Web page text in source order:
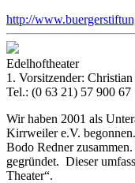
http://
Edelhoftheater
1. Vorsitzender:
Tel.: (0 63 21) 57 900 67
Wir haben 2001 als
Kirrweiler e.V.
Bodo Redner
gegründet. Dieser
Theater“.